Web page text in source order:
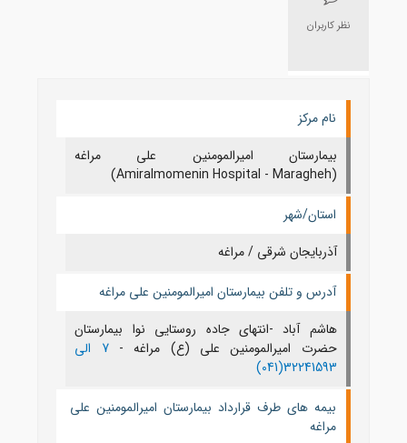
نظر کاربران
نام مرکز
بیمارستان امیرالمومنین علی مراغه
(Amiralmomenin Hospital - Maragheh)
استان/شهر
آذربايجان شرقی / مراغه
آدرس و تلفن بیمارستان امیرالمومنین علی مراغه
هاشم آباد -انتهای جاده روستایی نوا بیمارستان
حضرت امیرالمومنین علی (ع) مراغه -
7 الی
32241593(041)
بیمه های طرف قرارداد بیمارستان امیرالمومنین علی
مراغه